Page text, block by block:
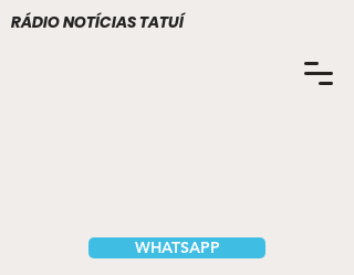
WHATSAPP
RÁDIO NOTÍCIAS TATUÍ